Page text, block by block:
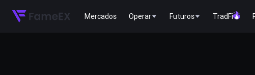
Mercados Operar Futuros TradFi